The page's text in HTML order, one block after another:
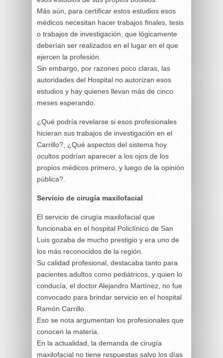
Más aún, para certificar estos estudios esos
médicos necesitan hacer trabajos finales, tesis
o trabajos de investigación, que lógicamente
deberían ser realizados en el lugar en el que
ejercen la profesión.
Sin embargo, por razones poco claras, las
autoridades del Hospital no autorizan esos
estudios y hay quienes llevan más de cinco
meses esperando.
¿Qué podría revelarse si esos profesionales
hicieran sus trabajos de investigación en el
Carrillo?, ¿Qué aspectos del sistema hoy
ocultos podrían aparecer a los ojos de los
propios médicos primero, y luego de la opinión
pública?.
Servicio de cirugía maxilofacial
El servicio de cirugía maxilofacial que
funcionaba en el hospital Policlínico de San
Luis gozaba de mucho prestigio y era uno de
los más reconocidos de la región.
Su calidad profesional, destacaba tanto para
pacientes adultos como pediátricos, y quien lo
conducía, el doctor Alejandro Martínez, no fue
convocado para brindar servicio en el hospital
Ramón Carrillo.
Eso se nota argumentan los profesionales que
conocen la materia.
En la actualidad, la demanda de cirugía
maxilofacial no tiene respuestas salvo los días